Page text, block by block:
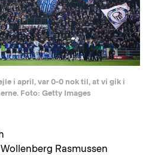
i april, var 0-0 nok til, at vi gik i
Foto: Getty Images
Rasmussen